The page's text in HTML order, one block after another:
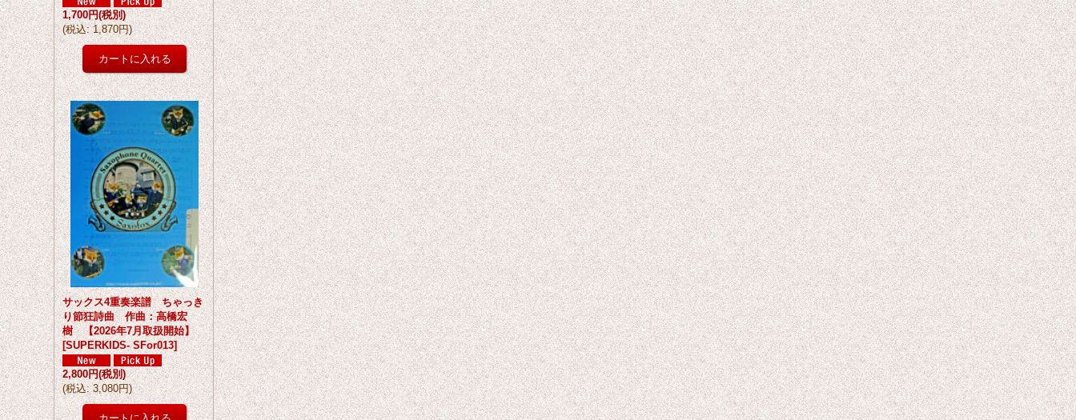
1,700円(税別)
(税込: 1,870円)
サックス4重奏楽譜 ちゃっき
り節狂詩曲 作曲：高橋宏
樹 【2026年7月取扱開始】
[SUPERKIDS- SFor013]
2,800円(税別)
(税込: 3,080円)